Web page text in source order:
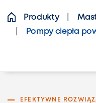
Produkty
Pompy ciepła
EFEKTYWNE